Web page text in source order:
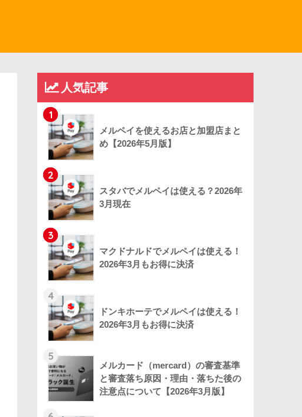
人気記事
1
メルペイを使えるお店と加盟店まと
め【2026年5月版】
2
スタバでメルペイは使える？2026年
3月現在
3
マクドナルドでメルペイは使える！
2026年3月もお得に決済
4
ドンキホーテでメルペイは使える！
2026年3月もお得に決済
5
メルカード（mercard）の審査基準
と審査落ち原因・理由・落ちた後の
注意点について【2026年3月版】